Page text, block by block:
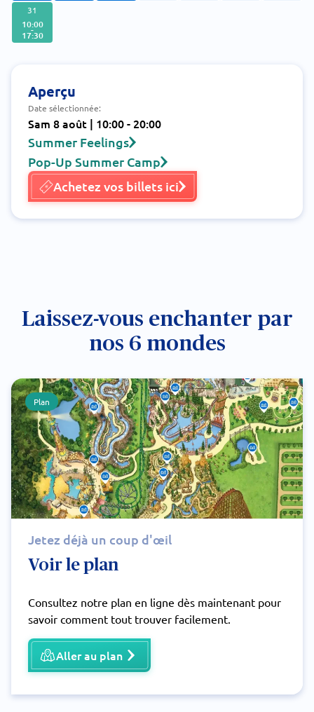
31
10:00
-
17:30
Aperçu
Date sélectionnée:
Sam 8 août | 10:00 - 20:00
Summer Feelings
Pop-Up Summer Camp
Achetez vos billets ici
Laissez-vous enchanter par
nos 6 mondes
Plan
Jetez déjà un coup d'œil
Voir le plan
Consultez notre plan en ligne dès maintenant pour
savoir comment tout trouver facilement.
Aller au plan